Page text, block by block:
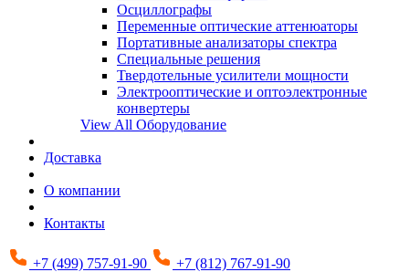
Осциллографы
Переменные оптические аттенюаторы
Портативные анализаторы спектра
Специальные решения
Твердотельные усилители мощности
Электрооптические и оптоэлектронные
конвертеры
View All Оборудование
Доставка
О компании
Контакты
+7 (499) 757-91-90 +7 (812) 767-91-90